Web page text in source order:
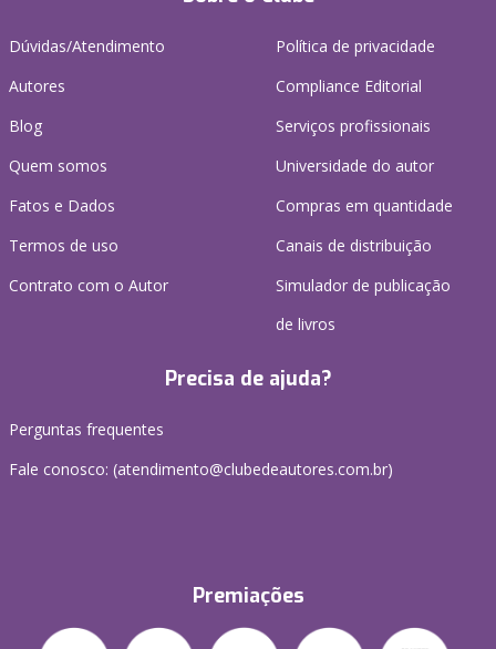
Dúvidas/Atendimento
Autores
Blog
Quem somos
Fatos e Dados
Termos de uso
Contrato com o Autor
Política de privacidade
Compliance Editorial
Serviços profissionais
Universidade do autor
Compras em quantidade
Canais de distribuição
Simulador de publicação
de livros
Precisa de ajuda?
Perguntas frequentes
Fale conosco: (atendimento@clubedeautores.com.br)
Premiações